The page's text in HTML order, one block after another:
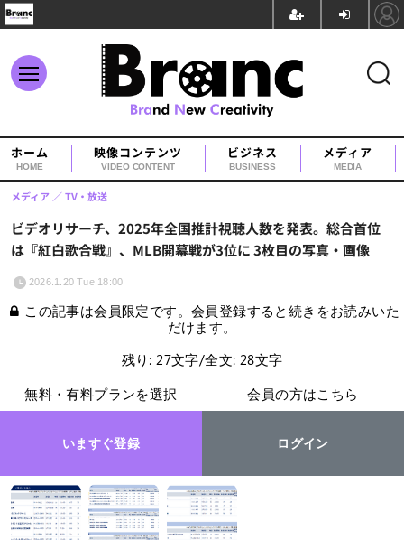
ホーム
HOME
映像コンテンツ
VIDEO CONTENT
ビジネス
BUSINESS
メディア
MEDIA
ビデオリサーチ、2025年全国推計視聴人数を発表。総合首位
は『紅白歌合戦』、MLB開幕戦が3位に 3枚目の写真・画像
メディア TV・放送
2026.1.20 Tue 18:00
この記事は会員限定です。会員登録すると続きをお読みいた
だけます。
残り: 27文字/全文: 28文字
無料・有料プランを選択
いますぐ登録
会員の方はこちら
ログイン